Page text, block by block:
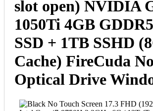
slot open) NVIDIA
1050Ti 4GB
SSD + 1TB SSHD
Cache) FireCuda No
Optical Drive